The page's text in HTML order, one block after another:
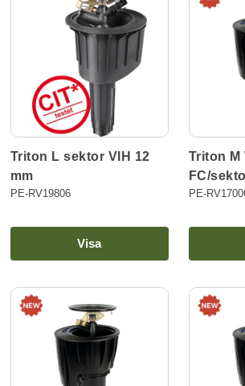
Triton L sektor VIH 12
mm
PE-RV19806
Visa
Triton M
FC/
PE-